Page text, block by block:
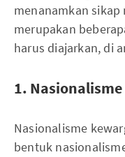
menanamkan
merupakan
harus diajarkan, di
1.
Nasionalisme
bentuk